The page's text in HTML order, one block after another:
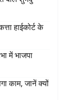
हाईकोर्ट के
में भाजपा
काम, जानें क्यों